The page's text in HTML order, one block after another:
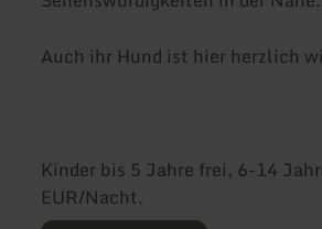
Auch ihr Hund ist hier herzlich
Kinder bis 5 Jahre frei, 6-14
EUR/Nacht.